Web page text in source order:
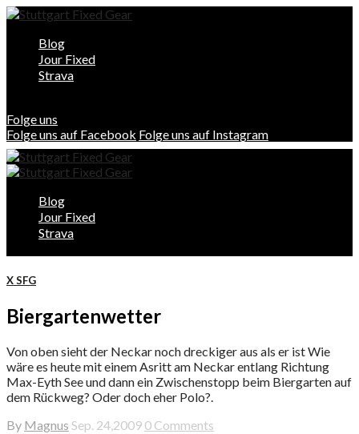
Blog
Jour Fixed
Strava
Folge uns
Folge uns auf Facebook Folge uns auf Instagram
Blog
Jour Fixed
Strava
X SFG
Biergartenwetter
Von oben sieht der Neckar noch dreckiger aus als er ist Wie
wäre es heute mit einem Asritt am Neckar entlang Richtung
Max-Eyth See und dann ein Zwischenstopp beim Biergarten auf
dem Rückweg? Oder doch eher Polo?.
By Magnus Sep. 24,2009 0 Comments